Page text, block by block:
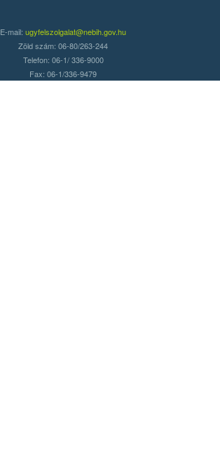
E-mail: ugyfelszolgalat@nebih.gov.hu
Zöld szám: 06-80/263-244
Telefon: 06-1/ 336-9000
Fax: 06-1/336-9479